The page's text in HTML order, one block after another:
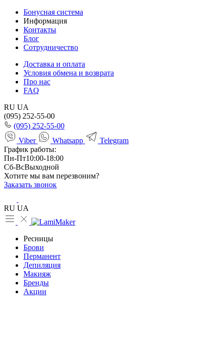
Бонусная система
Информация
Контакты
Блог
Сотрудничество
Доставка и оплата
Условия обмена и возврата
Про нас
FAQ
RU UA
(095) 252-55-00
(095) 252-55-00
Viber
Whatsapp
Telegram
График работы:
Пн-Пт10:00-18:00
Сб-ВсВыходной
Хотите мы вам перезвоним?
Заказать звонок
RU UA
Ресницы
Брови
Перманент
Депиляция
Макияж
Бренды
Акции